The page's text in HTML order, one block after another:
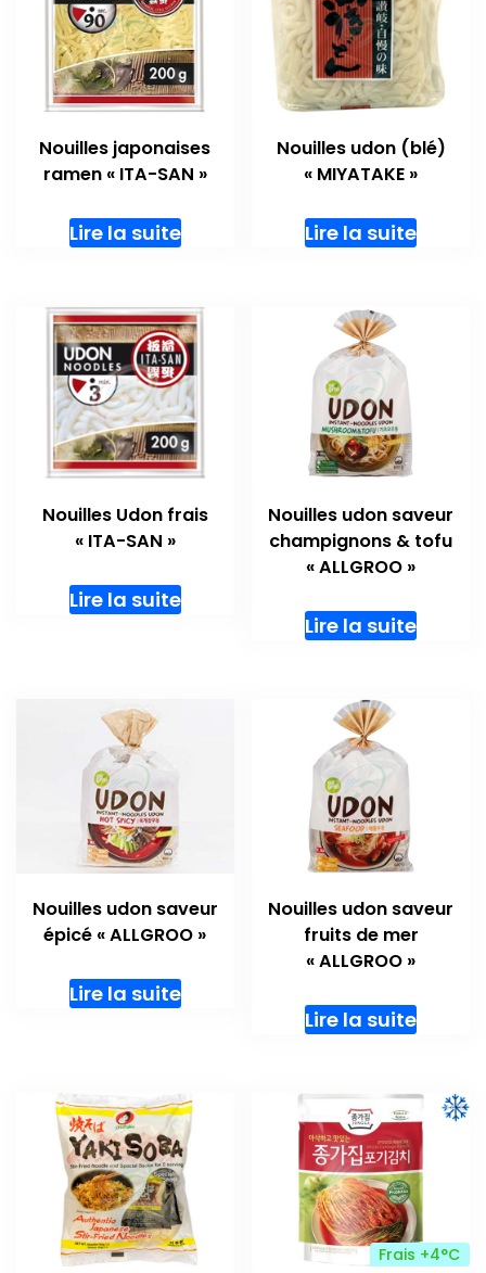
Nouilles japonaises
ramen « ITA-SAN »
Lire la suite
Nouilles udon (blé)
« MIYATAKE »
Lire la suite
Nouilles Udon frais
« ITA-SAN »
Lire la suite
Nouilles udon saveur
champignons & tofu
« ALLGROO »
Lire la suite
Nouilles udon saveur
épicé « ALLGROO »
Lire la suite
Nouilles udon saveur
fruits de mer
« ALLGROO »
Lire la suite
Frais +4°C